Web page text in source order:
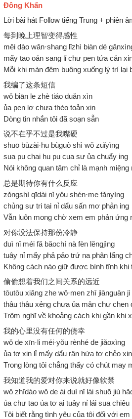
Đông Khẩn
Lời bài hát Follow tiếng Trung + phiên
每到晚上理智变得感性
měi dào wǎn·shang lǐzhì biàn dé
mẩy tao oản sang lỉ chư pen tứa cản
Mỗi khi màn đêm buông xuống lý trí lại
我编了这条短信
wǒ biān le zhè tiáo duǎn xìn
ủa pen lơ chưa théo toản xin
Dòng tin nhắn tôi đã soạn sẵn
说不在乎不过是我嘴硬
shuō bùzài·hu bùguò shì wǒ zuǐyìng
sua pu chai hu pu cua sư ủa chuẩy ing
Nói không quan tâm chỉ là mạnh miệng
总是期待你有什么反应
zǒngshì qīdài nǐ yǒu shén·me fǎnyìng
chủng sư tri tai nỉ dẩu sấn mơ phản ing
Vẫn luôn mong chờ xem em phản ứng
对你没法保持那份冷静
duì nǐ méi fǎ bǎochí nà fèn lěngjìng
tuây nỉ mấy phả pảo trứ na phân lẩng
Không cách nào giữ được bình tĩnh khi
偷偷想着我们之间关系的远近
tōutōu xiǎng zhe wǒ·men zhī jiānguān
thâu thâu xẻng chưa ủa mân chư chen
Trộm nghĩ về khoảng cách khi gần khi
我的心里没有任何的侥幸
wǒ de xīn·li méi·yǒu rènhé de jiǎoxìng
ủa tơ xin lỉ mấy dẩu rân hứa tơ chẻo
Trong lòng tôi chẳng thấy có chút may
我知道我的爱对你来说就好像软禁
wǒ zhīdào wǒ de ài duì nǐ lái shuō jiù
ủa chư tao ủa tơ ai tuây nỉ lái sua chiêu
Tôi biết rằng tình yêu của tôi đối với